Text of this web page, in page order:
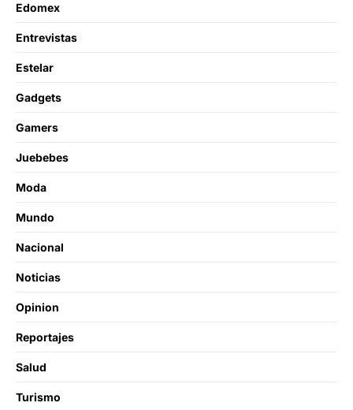
Edomex
Entrevistas
Estelar
Gadgets
Gamers
Juebebes
Moda
Mundo
Nacional
Noticias
Opinion
Reportajes
Salud
Turismo